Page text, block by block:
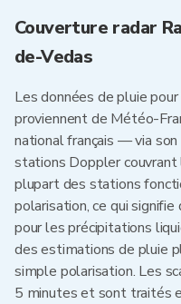
Couverture radar
de-Vedas
Les données de pluie
proviennent de Météo-
national français — via
stations Doppler couvrant
plupart des stations
polarisation, ce qui
pour les précipitations
des estimations de pluie
simple polarisation. Les
5 minutes et sont traités